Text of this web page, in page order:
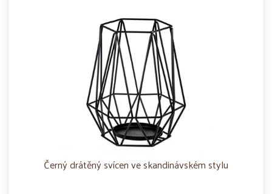
Černý drátěný svícen ve skandinávském stylu